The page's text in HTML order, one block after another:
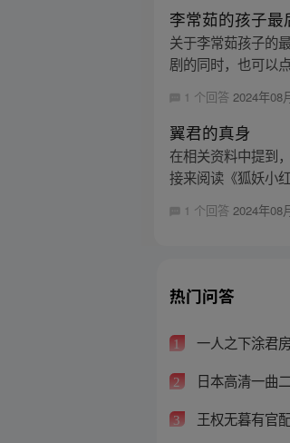
李常茹的孩子最
关于李常茹孩子的
剧的同时，也可以
1 个回答 2024年08
翼君的真身
在相关资料中提到
接来阅读《狐妖小
1 个回答2024年08
热门问答
1 一人之下涂君
2 日本高清一曲
3 王权无暮有官